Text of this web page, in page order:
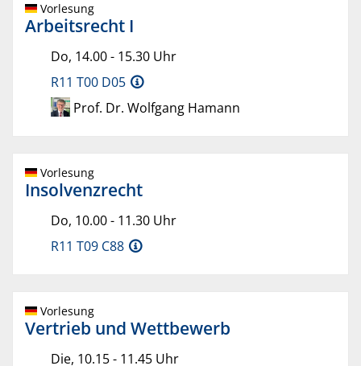
Vorlesung
Arbeitsrecht I
Do, 14.00 - 15.30 Uhr
R11 T00 D05
Prof. Dr. Wolfgang Hamann
Vorlesung
Insolvenzrecht
Do, 10.00 - 11.30 Uhr
R11 T09 C88
Vorlesung
Vertrieb und Wettbewerb
Die, 10.15 - 11.45 Uhr